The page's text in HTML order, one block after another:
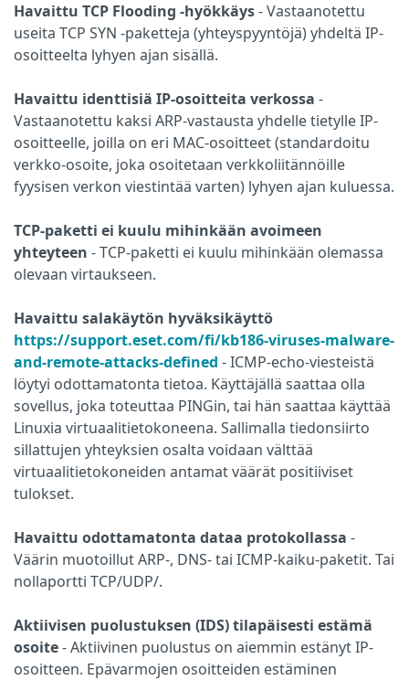
Havaittu TCP Flooding -hyökkäys-Vastaanotettu
useita TCP SYN -paketteja (yhteyspyyntöjä) yhdeltä IP-
osoitteelta lyhyen ajan sisällä.
Havaittu identtisiä IP-osoitteita verkossa -
Vastaanotettu kaksi ARP-vastausta yhdelle tietylle IP-
osoitteelle, joilla on eri MAC-osoitteet (standardoitu
verkko-osoite, joka osoitetaan verkkoliitännöille
fyysisen verkon viestintää varten) lyhyen ajan kuluessa.
TCP-paketti ei kuulu mihinkään avoimeen
yhteyteen - TCP-paketti ei kuulu mihinkään olemassa
olevaan virtaukseen.
Havaittu salakäytön hyväksikäyttö
https://support.eset.com/fi/kb186-viruses-malware-
and-remote-attacks-defined - ICMP-echo-viesteistä
löytyi odottamatonta tietoa. Käyttäjällä saattaa olla
sovellus, joka toteuttaa PINGin, tai hän saattaa käyttää
Linuxia virtuaalitietokoneena. Sallimalla tiedonsiirto
sillattujen yhteyksien osalta voidaan välttää
virtuaalitietokoneiden antamat väärät positiiviset
tulokset.
Havaittu odottamatonta dataa protokollassa -
Väärin muotoillut ARP-, DNS- tai ICMP-kaiku-paketit. Tai
nollaportti TCP/UDP/.
Aktiivisen puolustuksen (IDS) tilapäisesti estämä
osoite-Aktiivinen puolustus on aiemmin estänyt IP-
osoitteen. Epävarmojen osoitteiden estäminen